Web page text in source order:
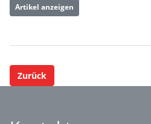
Artikel anzeigen
Zurück